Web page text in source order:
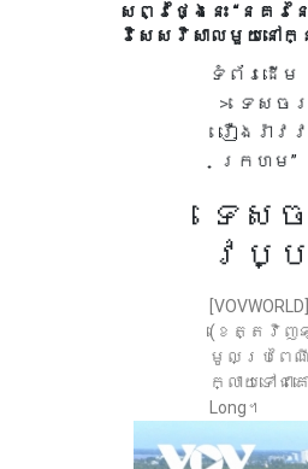
សព្វថ្ងៃនេះ “នគ
វិសេសវិសាលមួយនៅ
ទំព័រដើម
ទេសច
រឿងរ៉ា
ក្រហម”
ទេស
វប្
(ខេត្តវិ
មូលប្រពៃ
ក្លាយទៅ
Long។